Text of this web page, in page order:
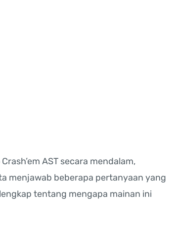
AST secara mendalam,
menjawab beberapa pertanyaan yang
tentang mengapa mainan ini